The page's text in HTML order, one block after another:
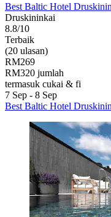
Best Baltic Hotel
Druskininkai
8.8/10
Terbaik
(20 ulasan)
RM269
RM320 jumlah
termasuk cukai & fi
7 Sep - 8 Sep
Best Baltic Hotel